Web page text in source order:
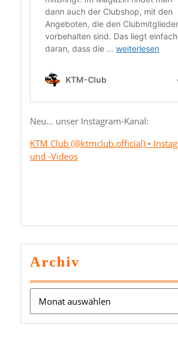
Neu… unser Instagram-Kanal:
KTM Club (@ktmclub.official) •
und -Videos
Archiv